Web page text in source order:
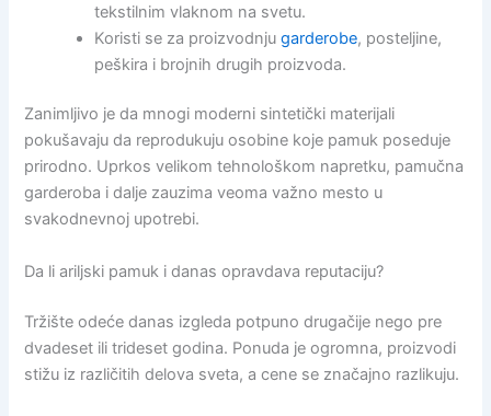
tekstilnim vlaknom na svetu.
Koristi se za proizvodnjugarderobe, posteljine,
peškira i brojnih drugih proizvoda.
Zanimljivo je da mnogi moderni sintetički materijali
pokušavaju da reprodukuju osobine koje pamuk poseduje
prirodno. Uprkos velikom tehnološkom napretku, pamučna
garderoba i dalje zauzima veoma važno mesto u
svakodnevnoj upotrebi.
Da li ariljski pamuk i danas opravdava reputaciju?
Tržište odeće danas izgleda potpuno drugačije nego pre
dvadeset ili trideset godina. Ponuda je ogromna, proizvodi
stižu iz različitih delova sveta, a cene se značajno razlikuju.